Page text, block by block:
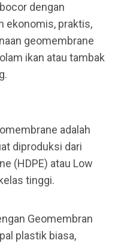
dengan
ekonomis, praktis,
geomembrane
ikan atau tambak
adalah
diproduksi dari
(HDPE) atau Low
tinggi.
Geomembran
plastik biasa,